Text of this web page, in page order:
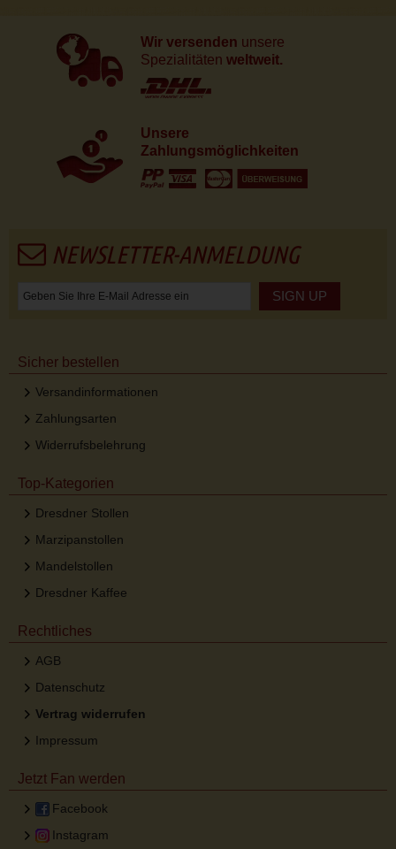
Wir versenden unsere
Spezialitäten weltweit.
Unsere
Zahlungsmöglichkeiten
NEWSLETTER-ANMELDUNG
SIGN UP
Sicher bestellen
Versandinformationen
Zahlungsarten
Widerrufsbelehrung
Top-Kategorien
Dresdner Stollen
Marzipanstollen
Mandelstollen
Dresdner Kaffee
Rechtliches
AGB
Datenschutz
Vertrag widerrufen
Impressum
Jetzt Fan werden
Facebook
Instagram